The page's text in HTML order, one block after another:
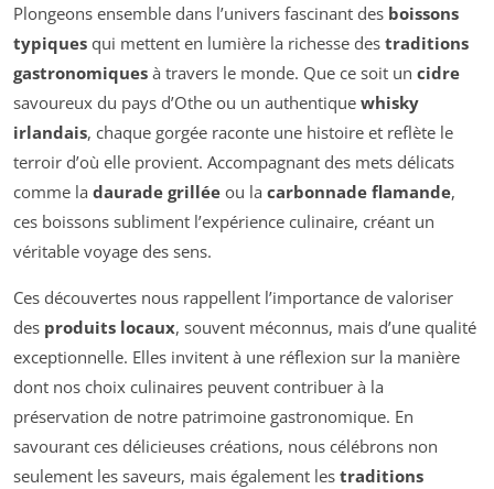
Plongeons ensemble dans l’univers fascinant des boissons
typiques qui mettent en lumière la richesse des traditions
gastronomiques à travers le monde. Que ce soit un cidre
savoureux du pays d’Othe ou un authentique whisky
irlandais, chaque gorgée raconte une histoire et reflète le
terroir d’où elle provient. Accompagnant des mets délicats
comme la daurade grillée ou la carbonnade flamande,
ces boissons subliment l’expérience culinaire, créant un
véritable voyage des sens.
Ces découvertes nous rappellent l’importance de valoriser
des produits locaux, souvent méconnus, mais d’une qualité
exceptionnelle. Elles invitent à une réflexion sur la manière
dont nos choix culinaires peuvent contribuer à la
préservation de notre patrimoine gastronomique. En
savourant ces délicieuses créations, nous célébrons non
seulement les saveurs, mais également les traditions